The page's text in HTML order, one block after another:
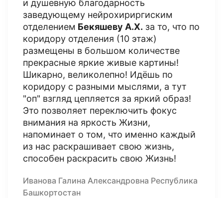
и душевную благодарность
заведующему нейрохириргиским
отделением Бекяшеву А.Х. за то, что по
коридору отделения (10 этаж)
размещены в большом количестве
прекрасные яркие живые картины!
Шикарно, великолепно! Идёшь по
коридору с разными мыслями, а тут
"оп" взгляд цепляется за яркий образ!
Это позволяет переключить фокус
внимания на яркость Жизни,
напоминает о том, что именно каждый
из нас раскрашивает свою жизнь,
способен раскрасить свою Жизнь!
Иванова Галина Александровна Республика
Башкортостан